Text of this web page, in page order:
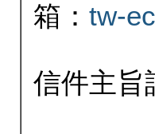
箱： tw-
信件主旨